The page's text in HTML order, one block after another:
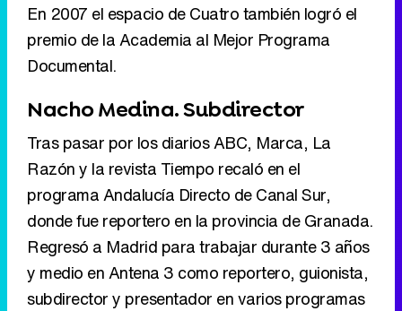
En 2007 el espacio de Cuatro también logró el
premio de la Academia al Mejor Programa
Documental.
Nacho Medina. Subdirector
Tras pasar por los diarios ABC, Marca, La
Razón y la revista Tiempo recaló en el
programa Andalucía Directo de Canal Sur,
donde fue reportero en la provincia de Granada.
Regresó a Madrid para trabajar durante 3 años
y medio en Antena 3 como reportero, guionista,
subdirector y presentador en varios programas